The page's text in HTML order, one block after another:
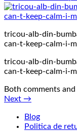
tricou-alb-din-
can-t-keep-calm-i-
tricou-alb-din-
can-t-keep-calm-i-
Both comments
Next →
Blog
Politica de